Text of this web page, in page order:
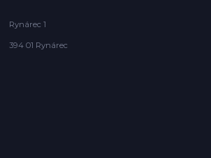
Rynárec 1
394 01 Rynárec